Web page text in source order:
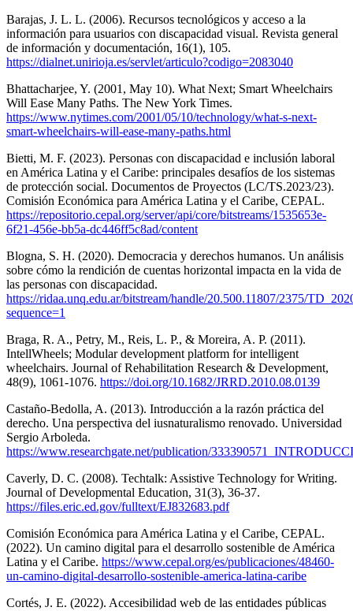
Barajas, J. L. L. (2006). Recursos tecnológicos y acceso a la
información para usuarios con discapacidad visual. Revista general
de información y documentación, 16(1), 105.
https://dialnet.unirioja.es/servlet/articulo?codigo=2083040
Bhattacharjee, Y. (2001, May 10). What Next; Smart Wheelchairs
Will Ease Many Paths. The New York Times.
https://www.nytimes.com/2001/05/10/technology/what-s-next-
smart-wheelchairs-will-ease-many-paths.html
Bietti, M. F. (2023). Personas con discapacidad e inclusión laboral
en América Latina y el Caribe: principales desafíos de los sistemas
de protección social. Documentos de Proyectos (LC/TS.2023/23).
Comisión Económica para América Latina y el Caribe, CEPAL.
https://repositorio.cepal.org/server/api/core/bitstreams/1535653e-
6f21-456e-bb5a-dc446ff5c8ad/content
Blogna, S. H. (2020). Democracia y derechos humanos. Un análisis
sobre cómo la rendición de cuentas horizontal impacta en la vida de
las personas con discapacidad.
https://ridaa.unq.edu.ar/bitstream/handle/20.500.11807/2375/
sequence=1
Braga, R. A., Petry, M., Reis, L. P., & Moreira, A. P. (2011).
IntellWheels; Modular development platform for intelligent
wheelchairs. Journal of Rehabilitation Research & Development,
48(9), 1061-1076. https://doi.org/10.1682/JRRD.2010.08.0139
Castaño-Bedolla, A. (2013). Introducción a la razón práctica del
derecho. Una perspectiva del iusnaturalismo renovado. Universidad
Sergio Arboleda.
https://www.researchgate.net/publication/
Caverly, D. C. (2008). Techtalk: Assistive Technology for Writing.
Journal of Developmental Education, 31(3), 36-37.
https://files.eric.ed.gov/fulltext/EJ832683.pdf
Comisión Económica para América Latina y el Caribe, CEPAL.
(2022). Un camino digital para el desarrollo sostenible de América
Latina y el Caribe. https://www.cepal.org/es/publicaciones/48460-
un-camino-digital-desarrollo-sostenible-america-latina-caribe
Cortés, J. E. (2022). Accesibilidad web de las entidades públicas